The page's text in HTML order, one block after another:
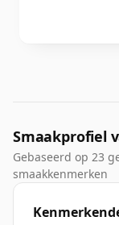
Smaakprofiel
Gebaseerd op 23
smaakkenmerken